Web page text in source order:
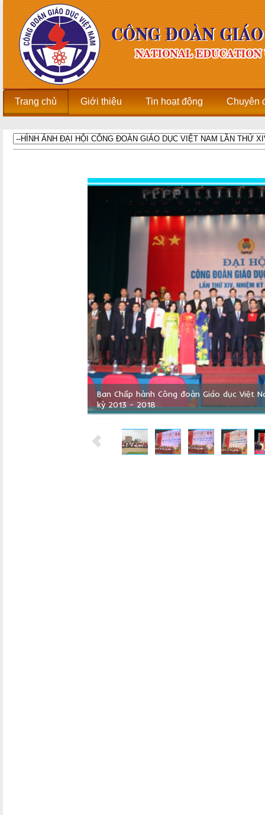
Trang chủ Giới thiệu Tin hoạt động Chuyên
Ban Chấp hành Công đoàn Giáo dục Việt
kỳ 2013 - 2018